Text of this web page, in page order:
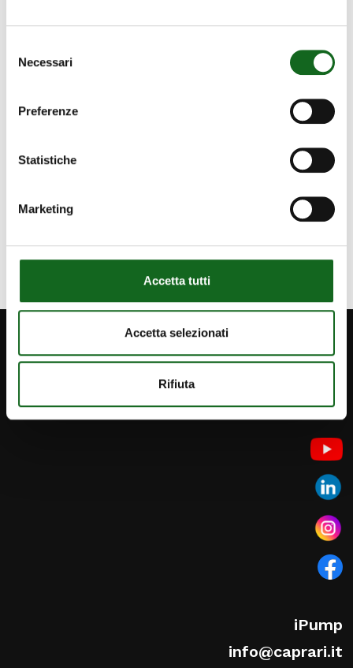
delNecessari
Preferenze
Statistiche
Marketing
Accetta tutti
Accetta selezionati
Rifiuta
specifically consent to the use of my data
for marketing purposes as per privacy
policy; I acknowledge I may revoke consent
at any time by contacting the Controller.
iPump
info@caprari.it